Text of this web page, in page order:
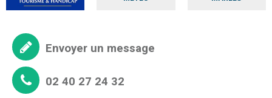
Envoyer un message
02 40 27 24 32